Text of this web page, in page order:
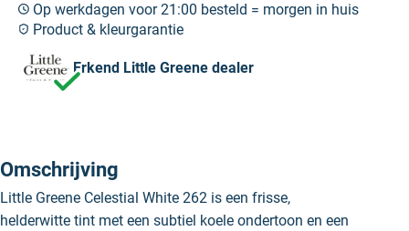
Op werkdagen voor 21:00 besteld = morgen in huis
Product & kleurgarantie
Erkend Little Greene dealer
Omschrijving
Little Greene Celestial White 262 is een frisse,
helderwitte tint met een subtiel koele ondertoon en een